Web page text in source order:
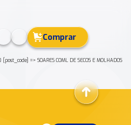
Comprar
=> SOARES COML DE SECOS E MOLHADOS